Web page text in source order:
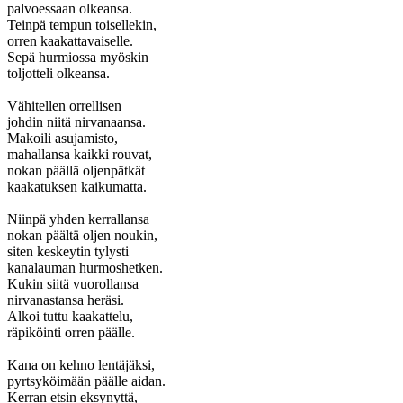
palvoessaan olkeansa.
Teinpä tempun toisellekin,
orren kaakattavaiselle.
Sepä hurmiossa myöskin
toljotteli olkeansa.
Vähitellen orrellisen
johdin niitä nirvanaansa.
Makoili asujamisto,
mahallansa kaikki rouvat,
nokan päällä oljenpätkät
kaakatuksen kaikumatta.
Niinpä yhden kerrallansa
nokan päältä oljen noukin,
siten keskeytin tylysti
kanalauman hurmoshetken.
Kukin siitä vuorollansa
nirvanastansa heräsi.
Alkoi tuttu kaakattelu,
räpiköinti orren päälle.
Kana on kehno lentäjäksi,
pyrtsyköimään päälle aidan.
Kerran etsin eksynyttä,